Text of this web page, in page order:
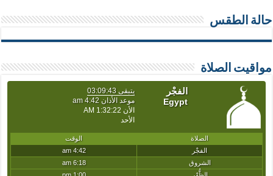
حالة الطقس
مواقيت الصلاة